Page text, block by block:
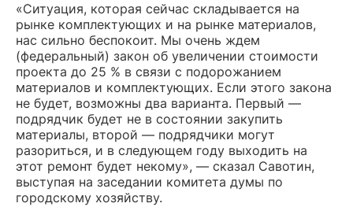
«Ситуация, которая сейчас складывается на
рынке комплектующих и на рынке материалов,
нас сильно беспокоит. Мы очень ждем
(федеральный) закон об увеличении стоимости
проекта до 25 % в связи с подорожанием
материалов и комплектующих. Если этого закона
не будет, возможны два варианта. Первый —
подрядчик будет не в состоянии закупить
материалы, второй — подрядчики могут
разориться, и в следующем году выходить на
этот ремонт будет некому», — сказал Савотин,
выступая на заседании комитета думы по
городскому хозяйству.